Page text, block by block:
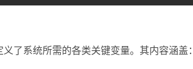
了系统所需的各类关键变量。其内容涵盖：